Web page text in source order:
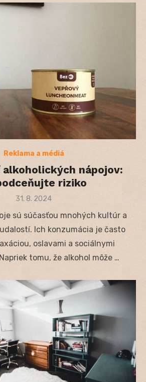
Reklama a médiá
nápojov:
riziko
Posted
31. 8. 2024
sú súčasťou mnohých kultúr a
Ich konzumácia je často
oslavami a sociálnymi
tomu, že alkohol môže …